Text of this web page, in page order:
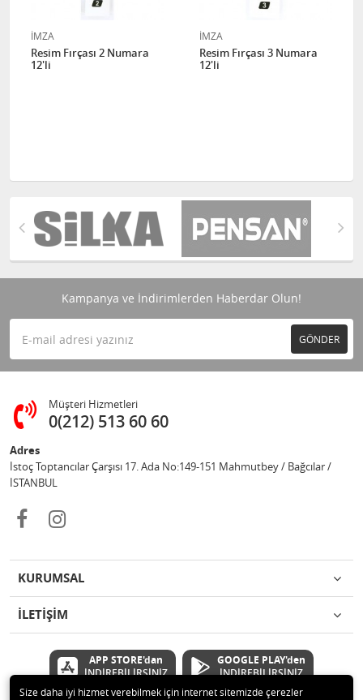
İMZA
Resim Fırçası 2 Numara
12'li
İMZA
Resim Fırçası 3 Numara
12'li
Kampanya ve İndirimlerden Haberdar Olun!
GÖNDER
Müşteri Hizmetleri
0(212) 513 60 60
Adres
İstoç Toptancılar Çarşısı 17. Ada No:149-151 Mahmutbey / Bağcılar /
İSTANBUL
KURUMSAL
İLETİŞİM
APP STORE'dan
İNDİREBİLİRSİNİZ
GOOGLE PLAY'den
İNDİREBİLİRSİNİZ
Size daha iyi hizmet verebilmek için internet sitemizde çerezler